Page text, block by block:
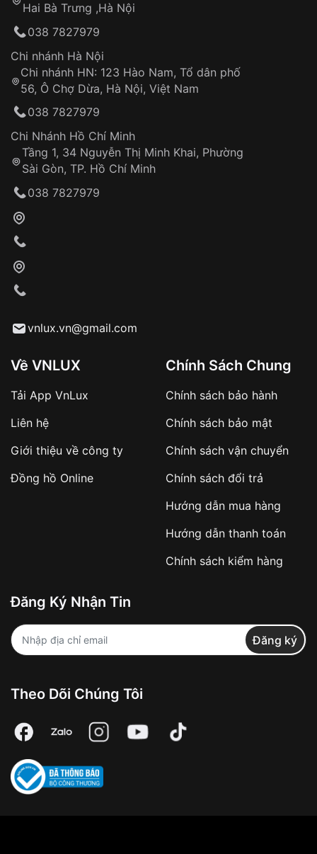
Hai Bà Trưng ,Hà Nội
038 7827979
Chi nhánh Hà Nội
Chi nhánh HN: 123 Hào Nam, Tổ dân phố
56, Ô Chợ Dừa, Hà Nội, Việt Nam
038 7827979
Chi Nhánh Hồ Chí Minh
Tầng 1, 34 Nguyễn Thị Minh Khai, Phường
Sài Gòn, TP. Hồ Chí Minh
038 7827979
vnlux.vn@gmail.com
Về VNLUX
Tải App VnLux
Liên hệ
Giới thiệu về công ty
Đồng hồ Online
Chính Sách Chung
Chính sách bảo hành
Chính sách bảo mật
Chính sách vận chuyển
Chính sách đổi trả
Hướng dẫn mua hàng
Hướng dẫn thanh toán
Chính sách kiểm hàng
Đăng Ký Nhận Tin
Đăng ký
Theo Dõi Chúng Tôi